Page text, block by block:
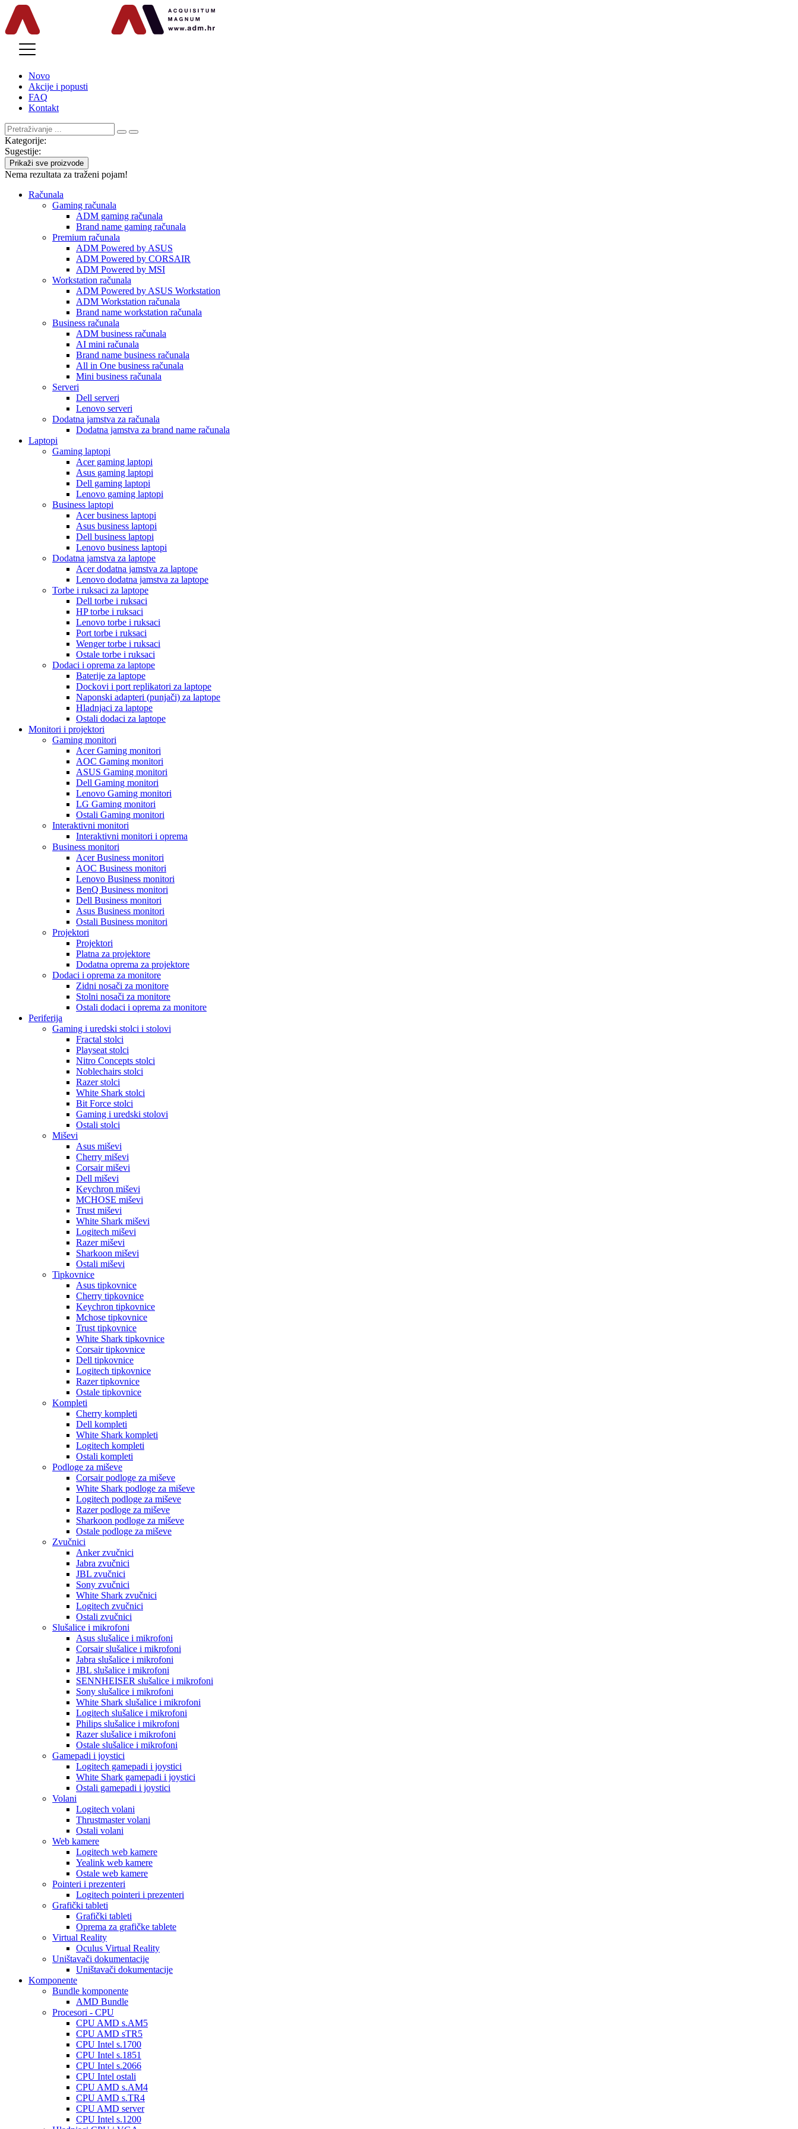
Novo
Akcije i popusti
FAQ
Kontakt
Kategorije:
Sugestije:
Prikaži sve proizvode
Nema rezultata za traženi pojam!
Računala
Gaming računala
ADM gaming računala
Brand name gaming računala
Premium računala
ADM Powered by ASUS
ADM Powered by CORSAIR
ADM Powered by MSI
Workstation računala
ADM Powered by ASUS Workstation
ADM Workstation računala
Brand name workstation računala
Business računala
ADM business računala
AI mini računala
Brand name business računala
All in One business računala
Mini business računala
Serveri
Dell serveri
Lenovo serveri
Dodatna jamstva za računala
Dodatna jamstva za brand name računala
Laptopi
Gaming laptopi
Acer gaming laptopi
Asus gaming laptopi
Dell gaming laptopi
Lenovo gaming laptopi
Business laptopi
Acer business laptopi
Asus business laptopi
Dell business laptopi
Lenovo business laptopi
Dodatna jamstva za laptope
Acer dodatna jamstva za laptope
Lenovo dodatna jamstva za laptope
Torbe i ruksaci za laptope
Dell torbe i ruksaci
HP torbe i ruksaci
Lenovo torbe i ruksaci
Port torbe i ruksaci
Wenger torbe i ruksaci
Ostale torbe i ruksaci
Dodaci i oprema za laptope
Baterije za laptope
Dockovi i port replikatori za laptope
Naponski adapteri (punjači) za laptope
Hladnjaci za laptope
Ostali dodaci za laptope
Monitori i projektori
Gaming monitori
Acer Gaming monitori
AOC Gaming monitori
ASUS Gaming monitori
Dell Gaming monitori
Lenovo Gaming monitori
LG Gaming monitori
Ostali Gaming monitori
Interaktivni monitori
Interaktivni monitori i oprema
Business monitori
Acer Business monitori
AOC Business monitori
Lenovo Business monitori
BenQ Business monitori
Dell Business monitori
Asus Business monitori
Ostali Business monitori
Projektori
Projektori
Platna za projektore
Dodatna oprema za projektore
Dodaci i oprema za monitore
Zidni nosači za monitore
Stolni nosači za monitore
Ostali dodaci i oprema za monitore
Periferija
Gaming i uredski stolci i stolovi
Fractal stolci
Playseat stolci
Nitro Concepts stolci
Noblechairs stolci
Razer stolci
White Shark stolci
Bit Force stolci
Gaming i uredski stolovi
Ostali stolci
Miševi
Asus miševi
Cherry miševi
Corsair miševi
Dell miševi
Keychron miševi
MCHOSE miševi
Trust miševi
White Shark miševi
Logitech miševi
Razer miševi
Sharkoon miševi
Ostali miševi
Tipkovnice
Asus tipkovnice
Cherry tipkovnice
Keychron tipkovnice
Mchose tipkovnice
Trust tipkovnice
White Shark tipkovnice
Corsair tipkovnice
Dell tipkovnice
Logitech tipkovnice
Razer tipkovnice
Ostale tipkovnice
Kompleti
Cherry kompleti
Dell kompleti
White Shark kompleti
Logitech kompleti
Ostali kompleti
Podloge za miševe
Corsair podloge za miševe
White Shark podloge za miševe
Logitech podloge za miševe
Razer podloge za miševe
Sharkoon podloge za miševe
Ostale podloge za miševe
Zvučnici
Anker zvučnici
Jabra zvučnici
JBL zvučnici
Sony zvučnici
White Shark zvučnici
Logitech zvučnici
Ostali zvučnici
Slušalice i mikrofoni
Asus slušalice i mikrofoni
Corsair slušalice i mikrofoni
Jabra slušalice i mikrofoni
JBL slušalice i mikrofoni
SENNHEISER slušalice i mikrofoni
Sony slušalice i mikrofoni
White Shark slušalice i mikrofoni
Logitech slušalice i mikrofoni
Philips slušalice i mikrofoni
Razer slušalice i mikrofoni
Ostale slušalice i mikrofoni
Gamepadi i joystici
Logitech gamepadi i joystici
White Shark gamepadi i joystici
Ostali gamepadi i joystici
Volani
Logitech volani
Thrustmaster volani
Ostali volani
Web kamere
Logitech web kamere
Yealink web kamere
Ostale web kamere
Pointeri i prezenteri
Logitech pointeri i prezenteri
Grafički tableti
Grafički tableti
Oprema za grafičke tablete
Virtual Reality
Oculus Virtual Reality
Uništavači dokumentacije
Uništavači dokumentacije
Komponente
Bundle komponente
AMD Bundle
Procesori - CPU
CPU AMD s.AM5
CPU AMD sTR5
CPU Intel s.1700
CPU Intel s.1851
CPU Intel s.2066
CPU Intel ostali
CPU AMD s.AM4
CPU AMD s.TR4
CPU AMD server
CPU Intel s.1200